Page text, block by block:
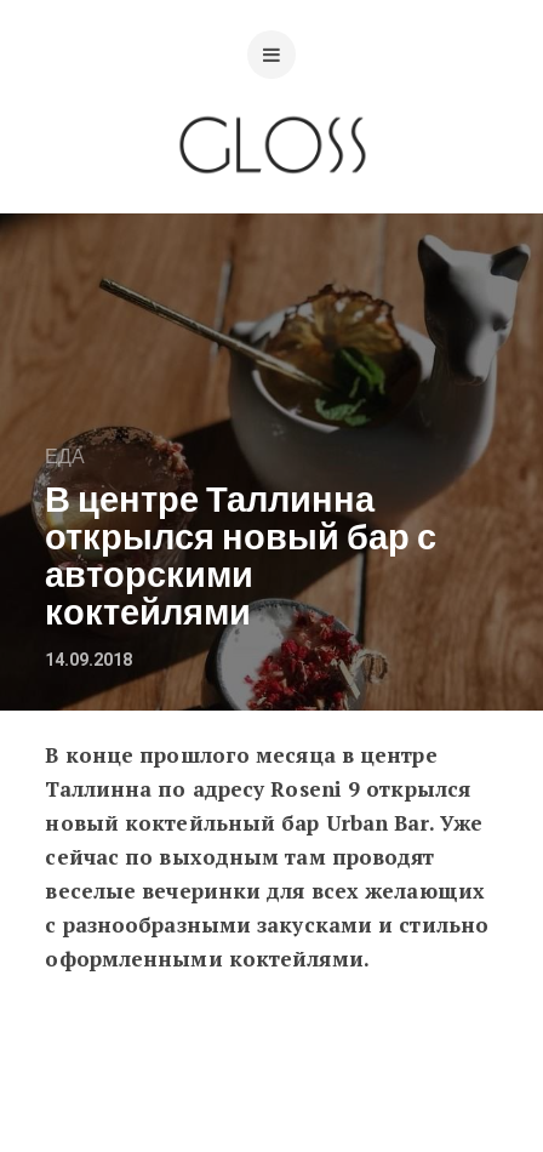
ЕДА
В центре Таллинна
открылся новый бар с
авторскими
коктейлями
14.09.2018
В центре Таллинна открылся
В конце прошлого месяца в центре
Таллинна по адресу Roseni 9 открылся
новый коктейльный бар Urban Bar. Уже
сейчас по выходным там проводят
веселые вечеринки для всех желающих
с разнообразными закусками и стильно
оформленными коктейлями.